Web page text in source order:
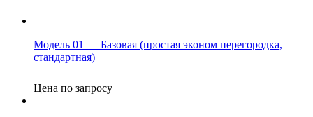
Модель 01 — Базовая (простая эконом перегородка,
стандартная)
Цена по запросу